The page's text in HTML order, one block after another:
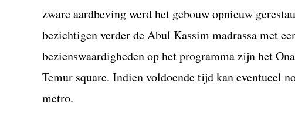
zware aardbeving werd het gebouw opnieuw
bezichtigen verder de Abul Kassim madrassa met
bezienswaardigheden op het programma zijn het
Temur square. Indien voldoende tijd kan eventueel
metro.